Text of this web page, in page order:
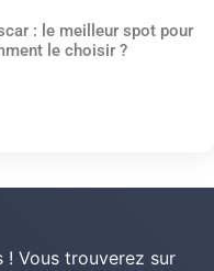
: le meilleur spot pour
le choisir ?
! Vous trouverez sur